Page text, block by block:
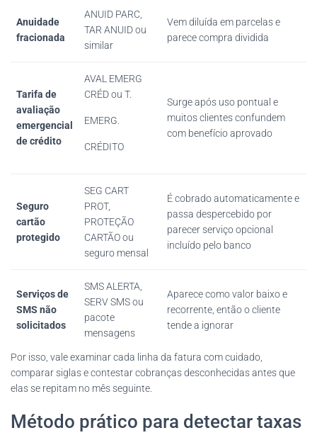
Anuidade
fracionada
ANUID PARC,
TAR ANUID ou
similar
Vem diluída em parcelas e
parece compra dividida
Tarifa de
avaliação
emergencial
de crédito
AVAL EMERG
CRÉD ou T.
EMERG.
CRÉDITO
Surge após uso pontual e
muitos clientes confundem
com benefício aprovado
Seguro
cartão
protegido
SEG CART
PROT,
PROTEÇÃO
CARTÃO ou
seguro mensal
É cobrado automaticamente e
passa despercebido por
parecer serviço opcional
incluído pelo banco
Serviços de
SMS não
solicitados
SMS ALERTA,
SERV SMS ou
pacote
mensagens
Aparece como valor baixo e
recorrente, então o cliente
tende a ignorar
Por isso, vale examinar cada linha da fatura com cuidado,
comparar siglas e contestar cobranças desconhecidas antes que
elas se repitam no mês seguinte.
Método prático para detectar taxas